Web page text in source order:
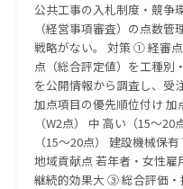
公共工事の入札制度・競争
（経営事項審査）の点数
戦略がない。 対策 ① 経審
点（総合評定値）を工種別
を公開情報から調査し、受
加点項目の優先順位付け 加
（W2点） 中 高い（15〜
（15〜20点） 建設機械保
地域貢献点 若年者・女性雇
継続的効果大 ③ 総合評価・